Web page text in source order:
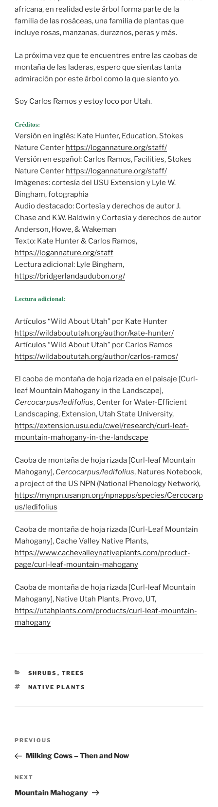
africana, en realidad este árbol forma parte de la
familia de las rosáceas, una familia de plantas que
incluye rosas, manzanas, duraznos, peras y más.
La próxima vez que te encuentres entre las caobas de
montaña de las laderas, espero que sientas tanta
admiración por este árbol como la que siento yo.
Soy Carlos Ramos y estoy loco por Utah.
Créditos:
Versión en inglés: Kate Hunter, Education, Stokes
Nature Center https://logannature.org/staff/
Versión en español: Carlos Ramos, Facilities, Stokes
Nature Center https://logannature.org/staff/
Imágenes: cortesía del USU Extension y Lyle W.
Bingham, fotographia
Audio destacado: Cortesía y derechos de autor J.
Chase and K.W. Baldwin y Cortesía y derechos de autor
Anderson, Howe, & Wakeman
Texto: Kate Hunter & Carlos Ramos,
https://logannature.org/staff
Lectura adicional: Lyle Bingham,
https://bridgerlandaudubon.org/
Lectura adicional:
Artículos “Wild About Utah” por Kate Hunter
https://wildaboututah.org/author/kate-hunter/
Artículos “Wild About Utah” por Carlos Ramos
https://wildaboututah.org/author/carlos-ramos/
El caoba de montaña de hoja rizada en el paisaje [Curl-
leaf Mountain Mahogany in the Landscape],
Cercocarpus/ledifolius, Center for Water-Efficient
Landscaping, Extension, Utah State University,
https://extension.usu.edu/cwel/research/curl-leaf-
mountain-mahogany-in-the-landscape
Caoba de montaña de hoja rizada [Curl-leaf Mountain
Mahogany], Cercocarpus/ledifolius, Natures Notebook,
a project of the US NPN (National Phenology Network),
https://mynpn.usanpn.org/npnapps/species/Cercocarp
us/ledifolius
Caoba de montaña de hoja rizada [Curl-Leaf Mountain
Mahogany], Cache Valley Native Plants,
https://www.cachevalleynativeplants.com/product-
page/curl-leaf-mountain-mahogany
Caoba de montaña de hoja rizada [Curl-leaf Mountain
Mahogany], Native Utah Plants, Provo, UT,
https://utahplants.com/products/curl-leaf-mountain-
mahogany
CATEGORIES
SHRUBS , TREES
TAGS
NATIVE PLANTS
Previous
Post
PREVIOUS
Milking Cows – Then and Now
Next
Post
NEXT
Mountain Mahogany